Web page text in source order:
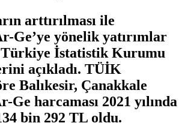
arttırılması ile
Ge’ye yönelik yatırımlar
İstatistik Kurumu
açıkladı. TÜİK
Balıkesir, Çanakkale
Ge harcaması 2021 yılında
bin 292 TL oldu.